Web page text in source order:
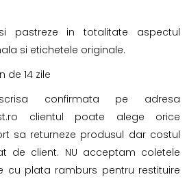
pastreze in totalitate aspectul
si etichetele originale.
de 14 zile
confirmata pe adresa
clientul poate alege orice
sa returneze produsul dar costul
de client. NU acceptam coletele
cu plata ramburs pentru restituire